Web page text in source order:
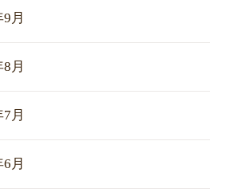
月
月
月
月